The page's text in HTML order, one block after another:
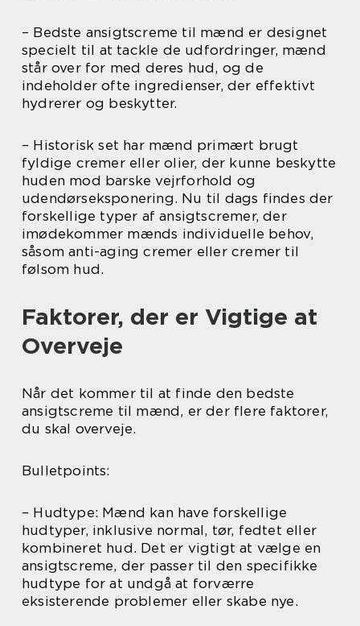
– Bedste ansigtscreme til mænd er designet
specielt til at tackle de udfordringer, mænd
står over for med deres hud, og de
indeholder ofte ingredienser, der effektivt
hydrerer og beskytter.
– Historisk set har mænd primært brugt
fyldige cremer eller olier, der kunne beskytte
huden mod barske vejrforhold og
udendørseksponering. Nu til dags findes der
forskellige typer af ansigtscremer, der
imødekommer mænds individuelle behov,
såsom anti-aging cremer eller cremer til
følsom hud.
Faktorer, der er Vigtige at
Overveje
Når det kommer til at finde den bedste
ansigtscreme til mænd, er der flere faktorer,
du skal overveje.
Bulletpoints:
– Hudtype: Mænd kan have forskellige
hudtyper, inklusive normal, tør, fedtet eller
kombineret hud. Det er vigtigt at vælge en
ansigtscreme, der passer til den specifikke
hudtype for at undgå at forværre
eksisterende problemer eller skabe nye.